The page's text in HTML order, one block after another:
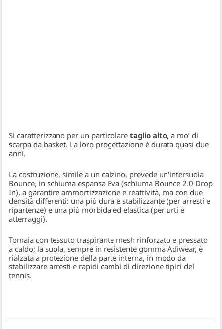
Si caratterizzano per un particolaretaglio alto, a mo’ di
scarpa da basket. La loro progettazione è durata quasi due
anni.
La costruzione, simile a un calzino, prevede un’intersuola
Bounce, in schiuma espansa Eva (schiuma Bounce 2.0 Drop
In), a garantire ammortizzazione e reattività, ma con due
densità differenti: una più dura e stabilizzante (per arresti e
ripartenze) e una più morbida ed elastica (per urti e
atterraggi).
Tomaia con tessuto traspirante mesh rinforzato e pressato
a caldo; la suola, sempre in resistente gomma Adiwear, è
rialzata a protezione della parte interna, in modo da
stabilizzare arresti e rapidi cambi di direzione tipici del
tennis.